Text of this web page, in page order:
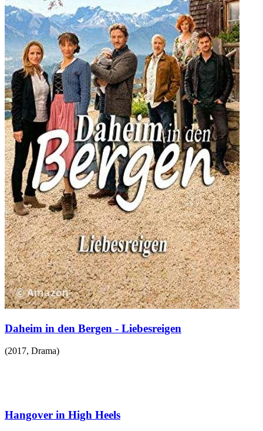
Daheim in den Bergen - Liebesreigen
(2017, Drama)
Hangover in High Heels